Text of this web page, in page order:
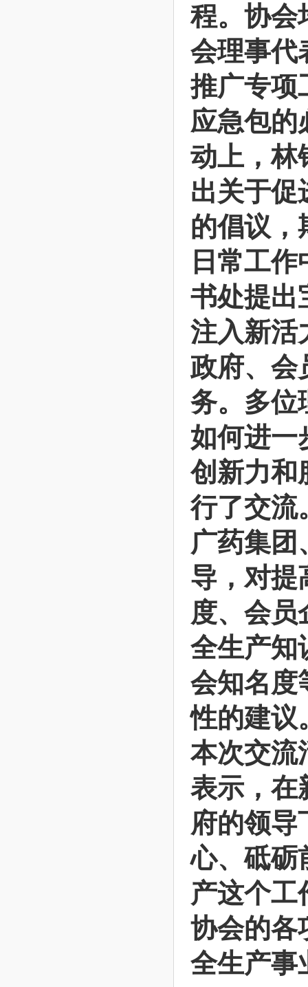
程。协会
会理事代
推广专项
应急包的
动上，林
出关于促
的倡议，
日常工
书处提出
注入新活
政府、会
务。多位
如何进一
创新力和
行了交流
广药集团
导，对提
度、会员
全生产知
会知名度
性的建议
本次交流
表示，在
府的领导
心、砥砺
产这个工
协会的各
全生产事